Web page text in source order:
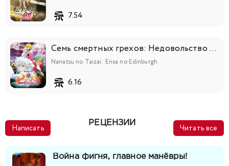
7.54
Семь смертных грехов: Недовольство Эдинбурга
Nanatsu no Taizai: Ensa no Edinburgh
6.16
Написать
РЕЦЕНЗИИ
Читать все
Война фигня, главное манёвры!